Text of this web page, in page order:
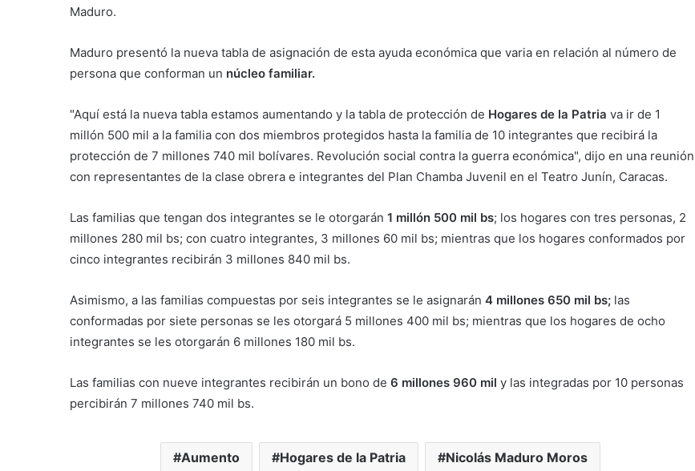
Maduro.
Maduro presentó la nueva tabla de asignación de esta ayuda económica que varia en relación al número de
persona que conforman un núcleo familiar.
"Aquí está la nueva tabla estamos aumentando y la tabla de protección de Hogares de la Patria va ir de 1
millón 500 mil a la familia con dos miembros protegidos hasta la familia de 10 integrantes que recibirá la
protección de 7 millones 740 mil bolívares. Revolución social contra la guerra económica", dijo en una reunión
con representantes de la clase obrera e integrantes del Plan Chamba Juvenil en el Teatro Junín, Caracas.
Las familias que tengan dos integrantes se le otorgarán 1 millón 500 mil bs; los hogares con tres personas, 2
millones 280 mil bs; con cuatro integrantes, 3 millones 60 mil bs; mientras que los hogares conformados por
cinco integrantes recibirán 3 millones 840 mil bs.
Asimismo, a las familias compuestas por seis integrantes se le asignarán 4 millones 650 mil bs; las
conformadas por siete personas se les otorgará 5 millones 400 mil bs; mientras que los hogares de ocho
integrantes se les otorgarán 6 millones 180 mil bs.
Las familias con nueve integrantes recibirán un bono de 6 millones 960 mil y las integradas por 10 personas
percibirán 7 millones 740 mil bs.
Aumento Hogares de la Patria Nicolás Maduro Moros